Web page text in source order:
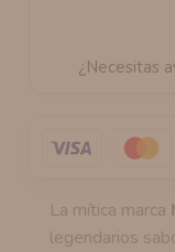
La mítica marca
legendarios
¿Necesitas